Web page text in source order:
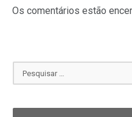
Os comentários estão